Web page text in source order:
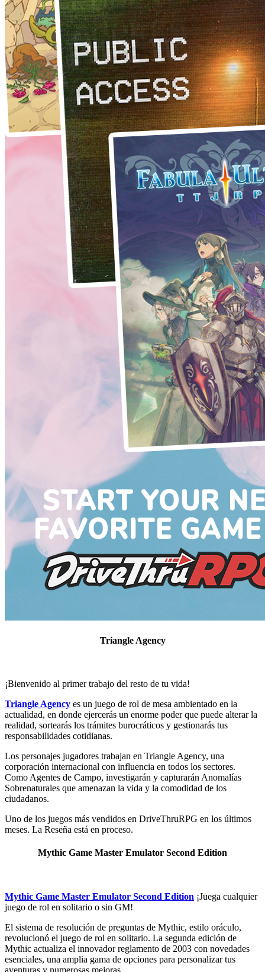
Triangle Agency
¡Bienvenido al primer trabajo del resto de tu vida!
Triangle Agency es un juego de rol de mesa ambientado en la
actualidad, en donde ejercerás un enorme poder que puede alterar la
realidad, sortearás los trámites burocráticos y gestionarás tus
responsabilidades cotidianas.
Los personajes jugadores trabajan en Triangle Agency, una
corporación internacional con influencia en todos los sectores.
Como Agentes de Campo, investigarán y capturarán Anomalías
Sobrenaturales que amenazan la vida y la comodidad de los
ciudadanos.
Uno de los juegos más vendidos en DriveThruRPG en los últimos
meses. La Reseña está en proceso.
Mythic Game Master Emulator Second Edition
Mythic Game Master Emulator Second Edition ¡Juega cualquier
juego de rol en solitario o sin GM!
El sistema de resolución de preguntas de Mythic, estilo oráculo,
revolucionó el juego de rol en solitario. La segunda edición de
Mythic actualiza el innovador reglamento de 2003 con novedades
esenciales, una amplia gama de opciones para personalizar tus
aventuras y numerosas mejoras.